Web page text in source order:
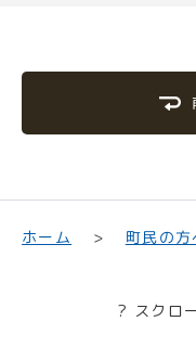
ホーム 町民の方
? スクロ